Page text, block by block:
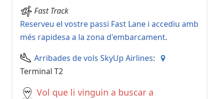
Fast Track
Reserveu el vostre passi Fast Lane i accediu amb
més rapidesa a la zona d'embarcament.
Arribades de vols SkyUp Airlines:
Terminal T2
Vol que li vinguin a buscar a